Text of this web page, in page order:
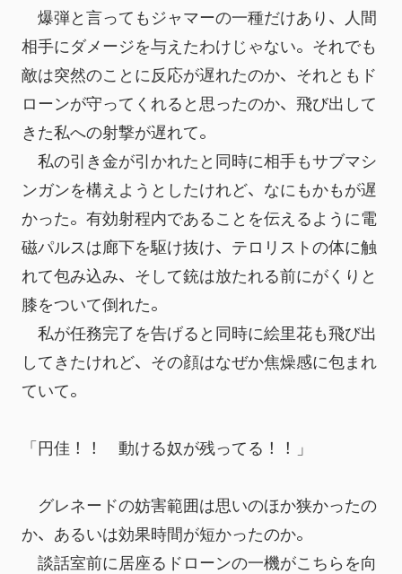
爆弾と言ってもジャマーの一種だけあり、人間
相手にダメージを与えたわけじゃない。それでも
敵は突然のことに反応が遅れたのか、それともド
ローンが守ってくれると思ったのか、飛び出して
きた私への射撃が遅れて。
私の引き金が引かれたと同時に相手もサブマシ
ンガンを構えようとしたけれど、なにもかもが遅
かった。有効射程内であることを伝えるように電
磁パルスは廊下を駆け抜け、テロリストの体に触
れて包み込み、そして銃は放たれる前にがくりと
膝をついて倒れた。
私が任務完了を告げると同時に絵里花も飛び出
してきたけれど、その顔はなぜか焦燥感に包まれ
ていて。
「円佳！！　動ける奴が残ってる！！」
グレネードの妨害範囲は思いのほか狭かったの
か、あるいは効果時間が短かったのか。
談話室前に居座るドローンの一機がこちらを向